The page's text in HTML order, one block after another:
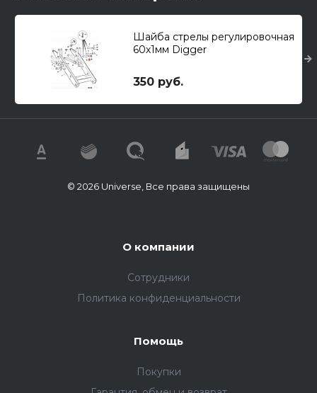
Шайба стрелы регулировочная
60х1мм Digger
350 руб.
© 2026 Universe, Все права защищены
О компании
Сотрудники
Политика конфиденциальности
Помощь
Покупки